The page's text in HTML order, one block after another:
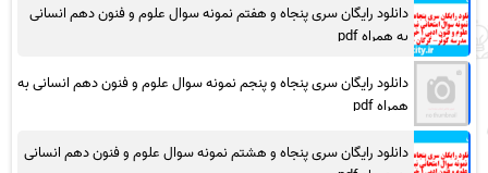
دانلود رایگان سری پنجاه و هفتم نمونه سوال علوم و فنون دهم انسانی
به همراه pdf
دانلود رایگان سری پنجاه و پنجم نمونه سوال علوم و فنون دهم انسانی به
همراه pdf
دانلود رایگان سری پنجاه و هشتم نمونه سوال علوم و فنون دهم انسانی